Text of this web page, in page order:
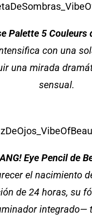
Palette 5 Couleurs
con una
una mirada
sensual.
Eye Pencil de
el nacimiento
de 24 horas, su
integrado—